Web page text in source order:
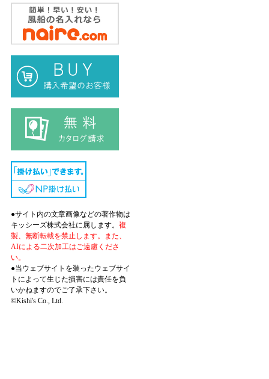
●サイト内の文章画像などの著作物は
キッシーズ株式会社に属します。 複
製、無断転載を禁止します。また、
AIによる二次加工はご遠慮くださ
い。
●当ウェブサイトを装ったウェブサイ
トによって生じた損害には責任を負
いかねますのでご了承下さい。
©Kishi's Co., Ltd.